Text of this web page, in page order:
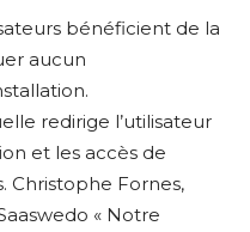
bénéficient de la
aucun
redirige l’utilisateur
et les accès de
Christophe Fornes,
« Notre